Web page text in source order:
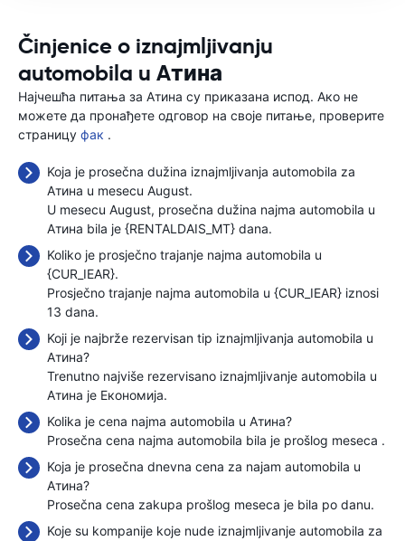
Činjenice o iznajmljivanju
automobila u Aтина
Најчешћа питања за Aтина су приказана испод. Ако не
можете да пронађете одговор на своје питање, проверите
страницу фак .
Koja je prosečna dužina iznajmljivanja automobila za
Aтина u mesecu August.
U mesecu August, prosečna dužina najma automobila u
Aтина bila je {RENTALDAIS_MT} dana.
Koliko je prosječno trajanje najma automobila u
{CUR_IEAR}.
Prosječno trajanje najma automobila u {CUR_IEAR} iznosi
13 dana.
Koji je najbrže rezervisan tip iznajmljivanja automobila u
Aтина?
Trenutno najviše rezervisano iznajmljivanje automobila u
Aтина je Економија.
Kolika je cena najma automobila u Aтина?
Prosečna cena najma automobila bila je prošlog meseca .
Koja je prosečna dnevna cena za najam automobila u
Aтина?
Prosečna cena zakupa prošlog meseca je bila po danu.
Koje su kompanije koje nude iznajmljivanje automobila za